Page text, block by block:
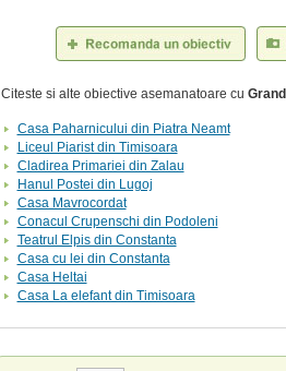
Citeste si alte obiective asemanatoare cu
Casa Paharnicului din Piatra Neamt
Liceul Piarist din Timisoara
Cladirea Primariei din Zalau
Hanul Postei din Lugoj
Casa Mavrocordat
Conacul Crupenschi din Podoleni
Teatrul Elpis din Constanta
Casa cu lei din Constanta
Casa Heltai
Casa La elefant din Timisoara